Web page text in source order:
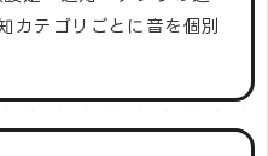
テゴリごとに音を個別